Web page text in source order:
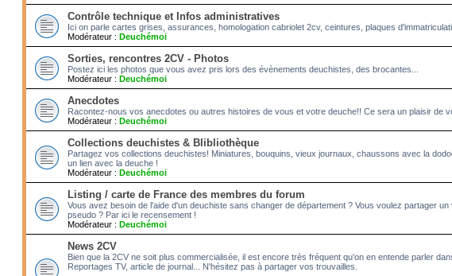
Contrôle technique et Infos administratives
Ici on parle cartes grises, assurances, homologation cabriolet 2cv, ceintures, plaques
Modérateur : Deuchémoi
Sorties, rencontres 2CV - Photos
Postez ici les photos que vous avez pris lors des évènements deuchistes, des brocantes...
Modérateur : Deuchémoi
Anecdotes
Racontez-nous vos anecdotes ou autres histoires de vous et votre deuche!! Ce sera un plaisir de
Modérateur : Deuchémoi
Collections deuchistes & Blibliothèque
Partagez vos collections deuchistes! Miniatures, bouquins, vieux journaux, chaussons avec la
un lien avec la deuche !
Modérateur : Deuchémoi
Listing / carte de France des membres du forum
Vous avez besoin de l'aide d'un deuchiste sans changer de département ? Vous voulez partager
pseudo ? Par ici le recensement !
Modérateur : Deuchémoi
News 2CV
Bien que la 2CV ne soit plus commercialisée, il est encore très fréquent qu'on en entende parler
Reportages TV, article de journal... N'hésitez pas à partager vos trouvailles.